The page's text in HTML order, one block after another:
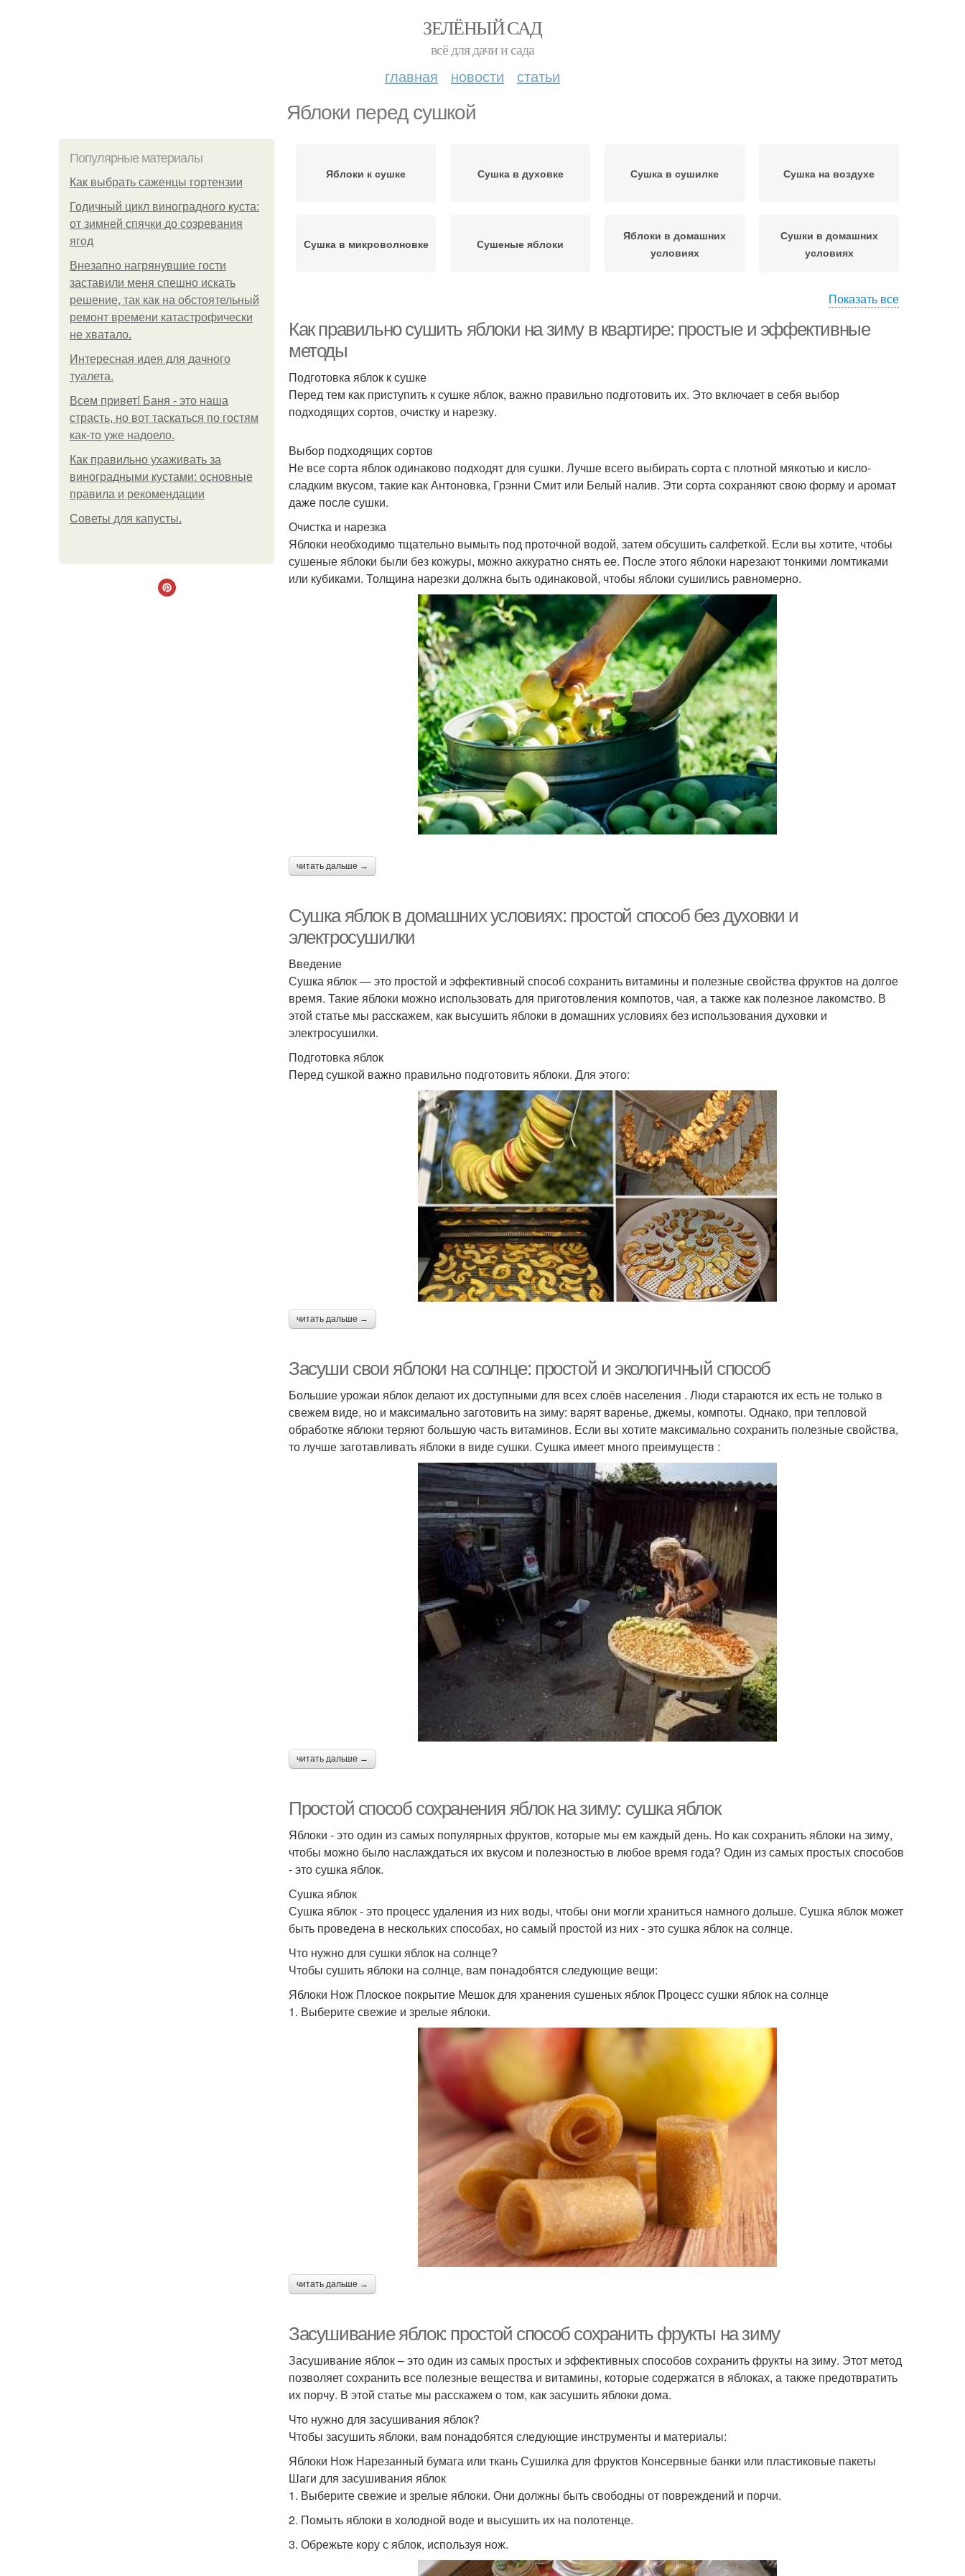
ЗЕЛЁНЫЙ САД
всё для дачи и сада
главная новости статьи
Яблоки перед сушкой
Популярные материалы
Как выбрать саженцы гортензии
Годичный цикл виноградного куста:
от зимней спячки до созревания
ягод
Внезапно нагрянувшие гости
заставили меня спешно искать
решение, так как на обстоятельный
ремонт времени катастрофически
не хватало.
Интересная идея для дачного
туалета.
Всем привет! Баня - это наша
страсть, но вот таскаться по гостям
как-то уже надоело.
Как правильно ухаживать за
виноградными кустами: основные
правила и рекомендации
Советы для капусты.
Яблоки к сушке Сушка в духовке Сушка в сушилке Сушка на воздухе
Сушка в микроволновке Сушеные яблоки
Яблоки в домашних
условиях
Сушки в домашних
условиях
Салат с сушёными
яблоками
Яблоки без
использования
микроволновке
электросушилке
Ингредиенты в сушку Сушка в духовках Яблоки во время
Электросушилка для
Электросушилка для
Яблоки на улице Печь для сушки
Бумаги для сушки
Показать все
Как правильно сушить яблоки на зиму в квартире: простые и эффективные
методы
Подготовка яблок к сушке
Перед тем как приступить к сушке яблок, важно правильно подготовить их. Это включает в себя выбор
подходящих сортов, очистку и нарезку.
Выбор подходящих сортов
Не все сорта яблок одинаково подходят для сушки. Лучше всего выбирать сорта с плотной мякотью и кисло-
сладким вкусом, такие как Антоновка, Грэнни Смит или Белый налив. Эти сорта сохраняют свою форму и аромат
даже после сушки.
Очистка и нарезка
Яблоки необходимо тщательно вымыть под проточной водой, затем обсушить салфеткой. Если вы хотите, чтобы
сушеные яблоки были без кожуры, можно аккуратно снять ее. После этого яблоки нарезают тонкими ломтиками
или кубиками. Толщина нарезки должна быть одинаковой, чтобы яблоки сушились равномерно.
читать дальше →
Сушка яблок в домашних условиях: простой способ без духовки и
электросушилки
Введение
Сушка яблок — это простой и эффективный способ сохранить витамины и полезные свойства фруктов на долгое
время. Такие яблоки можно использовать для приготовления компотов, чая, а также как полезное лакомство. В
этой статье мы расскажем, как высушить яблоки в домашних условиях без использования духовки и
электросушилки.
Подготовка яблок
Перед сушкой важно правильно подготовить яблоки. Для этого:
читать дальше →
Засуши свои яблоки на солнце: простой и экологичный способ
Большие урожаи яблок делают их доступными для всех слоёв населения . Люди стараются их есть не только в
свежем виде, но и максимально заготовить на зиму: варят варенье, джемы, компоты. Однако, при тепловой
обработке яблоки теряют большую часть витаминов. Если вы хотите максимально сохранить полезные свойства,
то лучше заготавливать яблоки в виде сушки. Сушка имеет много преимуществ :
читать дальше →
Простой способ сохранения яблок на зиму: сушка яблок
Яблоки - это один из самых популярных фруктов, которые мы ем каждый день. Но как сохранить яблоки на зиму,
чтобы можно было наслаждаться их вкусом и полезностью в любое время года? Один из самых простых способов
- это сушка яблок.
Сушка яблок
Сушка яблок - это процесс удаления из них воды, чтобы они могли храниться намного дольше. Сушка яблок может
быть проведена в нескольких способах, но самый простой из них - это сушка яблок на солнце.
Что нужно для сушки яблок на солнце?
Чтобы сушить яблоки на солнце, вам понадобятся следующие вещи:
Яблоки Нож Плоское покрытие Мешок для хранения сушеных яблок Процесс сушки яблок на солнце
1. Выберите свежие и зрелые яблоки.
читать дальше →
Засушивание яблок: простой способ сохранить фрукты на зиму
Засушивание яблок – это один из самых простых и эффективных способов сохранить фрукты на зиму. Этот метод
позволяет сохранить все полезные вещества и витамины, которые содержатся в яблоках, а также предотвратить
их порчу. В этой статье мы расскажем о том, как засушить яблоки дома.
Что нужно для засушивания яблок?
Чтобы засушить яблоки, вам понадобятся следующие инструменты и материалы:
Яблоки Нож Нарезанный бумага или ткань Сушилка для фруктов Консервные банки или пластиковые пакеты
Шаги для засушивания яблок
1. Выберите свежие и зрелые яблоки. Они должны быть свободны от повреждений и порчи.
2. Помыть яблоки в холодной воде и высушить их на полотенце.
3. Обрежьте кору с яблок, используя нож.